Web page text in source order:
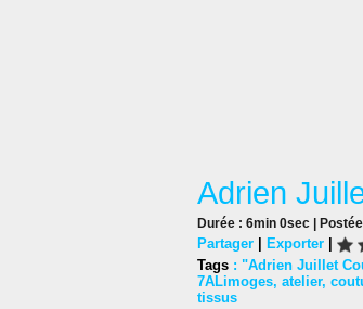
Adrien
Durée : 6min 0sec |
Partager | Exporter |
Tags : "Adrien Juillet
7ALimoges, atelier,
tissus